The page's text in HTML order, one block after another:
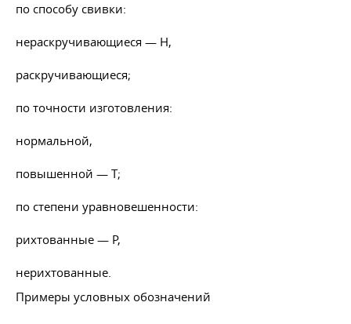
по способу свивки:
нераскручивающиеся — Н,
раскручивающиеся;
по точности изготовления:
нормальной,
повышенной — Т;
по степени уравновешенности:
рихтованные — Р,
нерихтованные.
Примеры условных обозначений